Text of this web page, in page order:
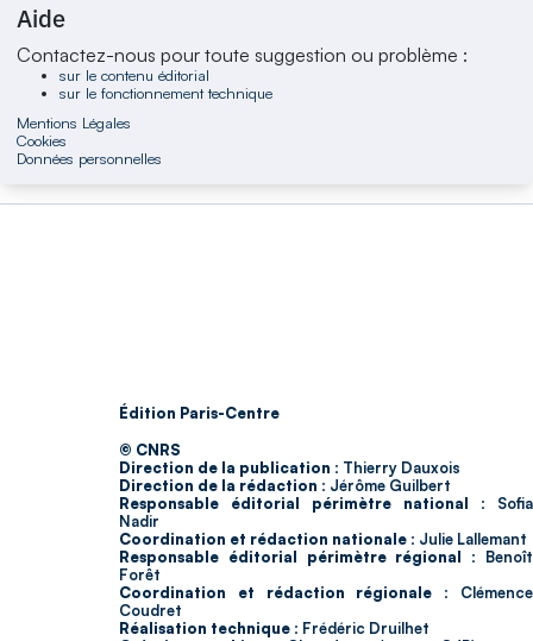
Aide
Contactez-nous pour toute suggestion ou problème :
sur le contenu éditorial
sur le fonctionnement technique
Mentions Légales
Cookies
Données personnelles
Édition Paris-Centre
© CNRS
Direction de la publication : Thierry Dauxois
Direction de la rédaction : Jérôme Guilbert
Responsable éditorial périmètre national : Sofia
Nadir
Coordination et rédaction nationale : Julie Lallemant
Responsable éditorial périmètre régional : Benoît
Forêt
Coordination et rédaction régionale : Clémence
Coudret
Réalisation technique : Frédéric Druilhet